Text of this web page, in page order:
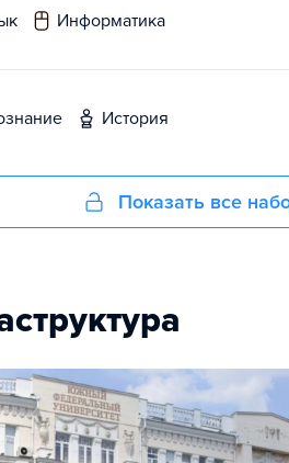
информатика
история
Показать все